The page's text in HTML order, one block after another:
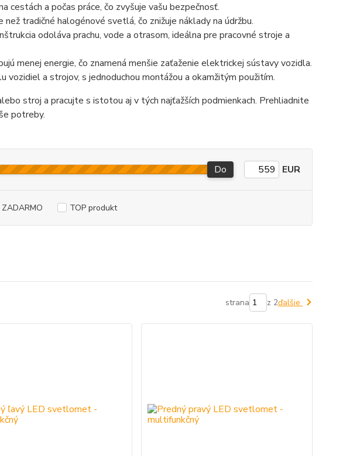
cestách a počas práce, čo zvyšuje vašu bezpečnosť.
tradičné halogénové svetlá, čo znižuje náklady na údržbu.
odoláva prachu, vode a otrasom, ideálna pre pracovné stroje a
menej energie, čo znamená menšie zaťaženie elektrickej sústavy vozidla.
vozidiel a strojov, s jednoduchou montážou a okamžitým použitím.
stroj a pracujte s istotou aj v tých najťažších podmienkach. Prehliadnite
potreby.
Do EUR
TOP produkt
strana z 2ďalšie